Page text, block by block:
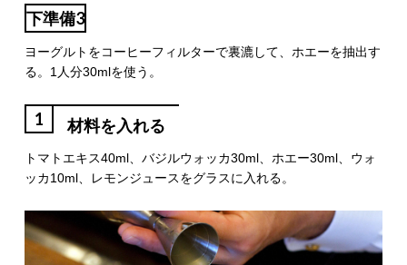
下準備3
ヨーグルトをコーヒーフィルターで裏漉して、ホエーを抽出す
る。1人分30mlを使う。
1 材料を入れる
トマトエキス40ml、バジルウォッカ30ml、ホエー30ml、ウォ
ッカ10ml、レモンジュースをグラスに入れる。